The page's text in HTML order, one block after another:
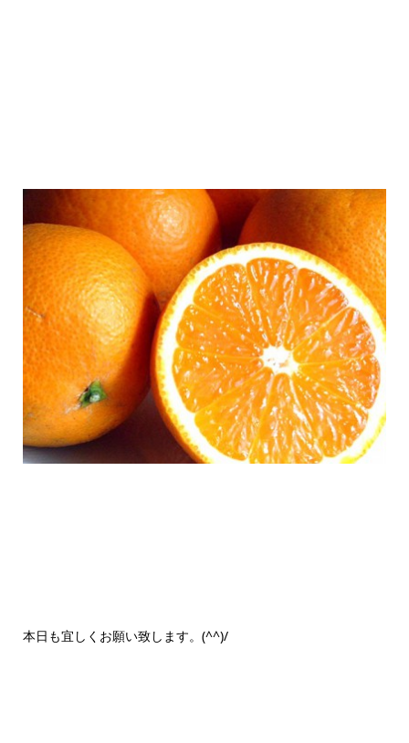
本日も宜しくお願い致します。(^^)/